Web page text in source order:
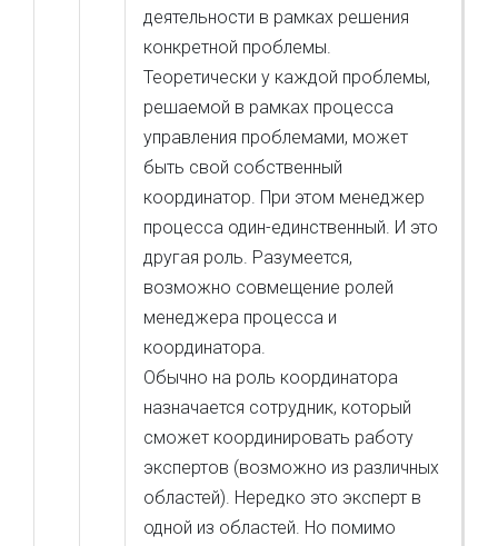
деятельности в рамках решения
конкретной проблемы.
Теоретически у каждой проблемы,
решаемой в рамках процесса
управления проблемами, может
быть свой собственный
координатор. При этом менеджер
процесса один-единственный. И это
другая роль. Разумеется,
возможно совмещение ролей
менеджера процесса и
координатора.
Обычно на роль координатора
назначается сотрудник, который
сможет координировать работу
экспертов (возможно из различных
областей). Нередко это эксперт в
одной из областей. Но помимо